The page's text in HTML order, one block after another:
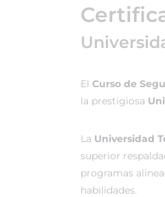
El Curso de
la prestigiosa
La Universidad
superior
programas
habilidades.